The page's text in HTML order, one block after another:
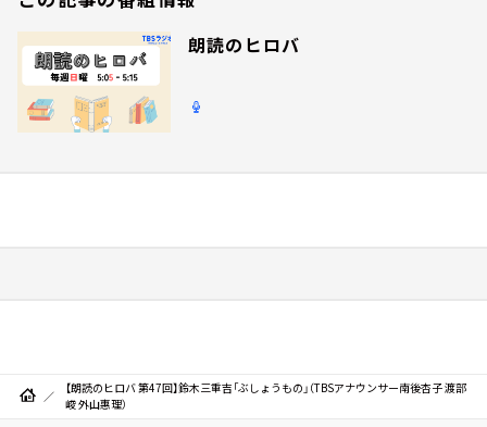
朗読のヒロバ
【朗読のヒロバ 第47回】鈴木三重吉「ぶしょうもの」（TBSアナウンサー南後杏子 渡部
峻 外山惠理）